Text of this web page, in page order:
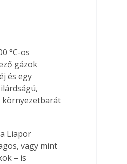
°C-os
gázok
és egy
környezetbarát
vagy mint
– is